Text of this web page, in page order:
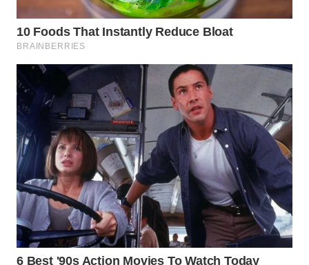
WAHANA
KONSUMEN
WAHANA
LISTRIK
WAHANA
TRAVEL
WAHANA
TV
WAHANANEWS
ID